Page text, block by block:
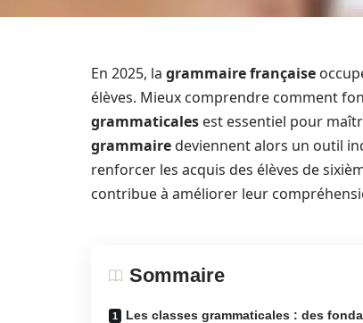
En 2025, la grammaire française
élèves. Mieux comprendre comment
grammaticales est essentiel pour
grammairedeviennent alors un outil
renforcer les acquis des élèves de
contribue à améliorer leur
Sommaire
Les classes grammaticales : des